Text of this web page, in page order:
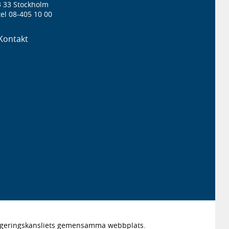
33 Stockholm
08-405 10 00
gemensamma webbplats.